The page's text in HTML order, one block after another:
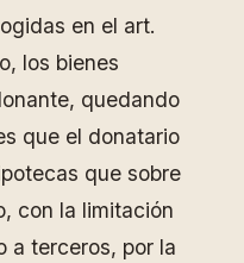
en el art.
los bienes
quedando
que el donatario
que sobre
con la limitación
a terceros, por la